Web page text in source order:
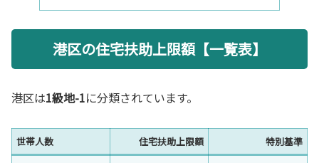
港区の住宅扶助上限額【一覧表】
港区は1級地-1に分類されています。
世帯人数 住宅扶助上限額
特別基準